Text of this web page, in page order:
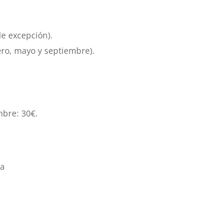
excepción).
mayo y septiembre).
30€.